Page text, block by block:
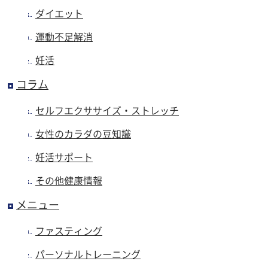
ダイエット
運動不足解消
妊活
コラム
セルフエクササイズ・ストレッチ
女性のカラダの豆知識
妊活サポート
その他健康情報
メニュー
ファスティング
パーソナルトレーニング